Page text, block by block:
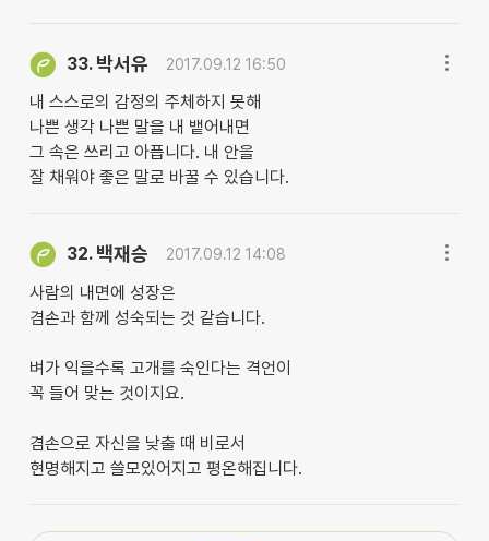
33. 박서유 2017.09.12 16:50
내 스스로의 감정의 주체하지 못해
나쁜 생각 나쁜 말을 내 뱉어내면
그 속은 쓰리고 아픕니다. 내 안을
잘 채워야 좋은 말로 바꿀 수 있습니다.
32. 백재승 2017.09.12 14:08
사람의 내면에 성장은
겸손과 함께 성숙되는 것 같습니다.
벼가 익을수록 고개를 숙인다는 격언이
꼭 들어 맞는 것이지요.
겸손으로 자신을 낮출 때 비로서
현명해지고 쓸모있어지고 평온해집니다.